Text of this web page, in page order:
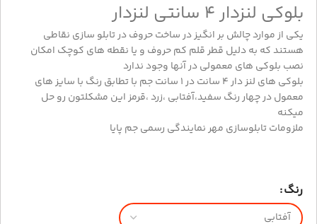
بلوکی لنزدار 4 سانتی لنزدار
یکی از موارد چالش بر انگیز در ساخت حروف در تابلو سازی نقاطی
هستند که به دلیل قطر قلم کم حروف و یا نقطه های کوچک امکان
نصب بلوکی های معمولی در آنها وجود ندارد
بلوکی های لنز دار 4 سانت در 1 سانت جم با تطابق رنگ با سایز های
معمول در چهار رنگ سفید،آفتابی ،زرد ،قرمز این مشکلتون رو حل
میکنه
ملزومات تابلوسازی مهر نمایندگی رسمی جم پایا
رنگ